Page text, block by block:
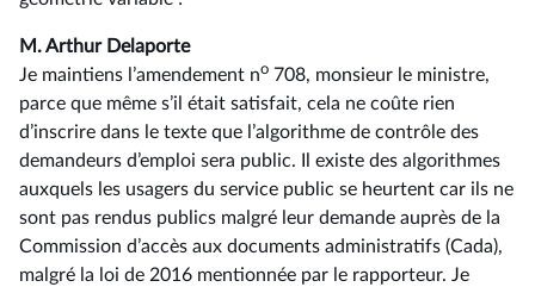
M. Arthur Delaporte
Je maintiens l’amendement no 708, monsieur le ministre,
parce que même s’il était satisfait, cela ne coûte rien
d’inscrire dans le texte que l’algorithme de contrôle des
demandeurs d’emploi sera public. Il existe des algorithmes
auxquels les usagers du service public se heurtent car ils ne
sont pas rendus publics malgré leur demande auprès de la
Commission d’accès aux documents administratifs (Cada),
malgré la loi de 2016 mentionnée par le rapporteur. Je